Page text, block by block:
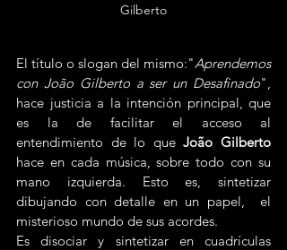
Gilberto
El título o slogan del mismo:"Aprendemos
con João Gilberto a ser un Desafinado",
hace justicia a la intención principal, que
es la de facilitar el acceso al
entendimiento de lo que João Gilberto
hace en cada música, sobre todo con su
mano izquierda. Esto es, sintetizar
dibujando con detalle en un papel,  el
misterioso mundo de sus acordes.
Es disociar y sintetizar en cuadrículas